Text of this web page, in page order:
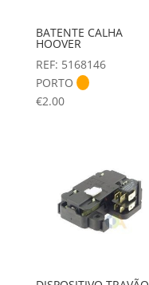
BATENTE CALHA
HOOVER
REF: 5168146
PORTO
€2.00